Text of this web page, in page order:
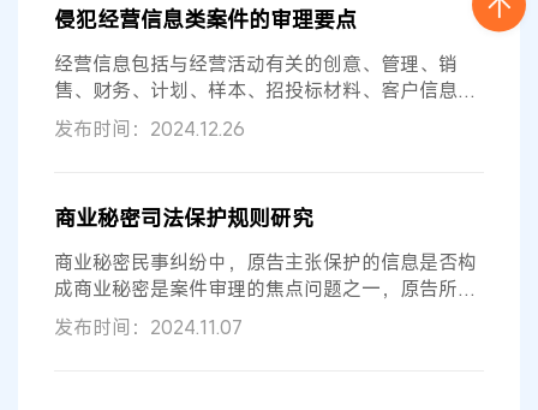
侵犯经营信息类案件的审理要点
经营信息包括与经营活动有关的创意、管理、销
售、财务、计划、样本、招投标材料、客户信息、
数据等信息。作者结合自己的审判工作...
发布时间：2024.12.26
商业秘密司法保护规则研究
商业秘密民事纠纷中，原告主张保护的信息是否构
成商业秘密是案件审理的焦点问题之一，原告所称
商业秘密范围的确定及其是否满足秘...
发布时间：2024.11.07